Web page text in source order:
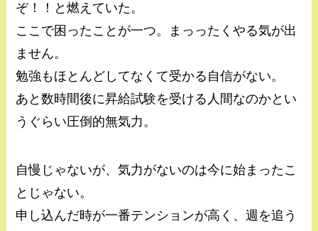
ぞ！！と燃えていた。
ここで困ったことが一つ。まっったくやる気が出
ません。
勉強もほとんどしてなくて受かる自信がない。
あと数時間後に昇給試験を受ける人間なのかとい
うぐらい圧倒的無気力。
自慢じゃないが、気力がないのは今に始まったこ
とじゃない。
申し込んだ時が一番テンションが高く、週を追う